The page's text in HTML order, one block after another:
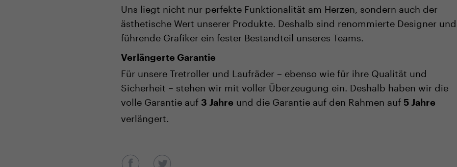
Uns liegt nicht nur perfekte Funktionalität am Herzen, sondern auch der
ästhetische Wert unserer Produkte. Deshalb sind renommierte Designer und
führende Grafiker ein fester Bestandteil unseres Teams.
Verlängerte Garantie
Für unsere Tretroller und Laufräder – ebenso wie für ihre Qualität und
Sicherheit – stehen wir mit voller Überzeugung ein. Deshalb haben wir die
volle Garantie auf 3 Jahre und die Garantie auf den Rahmen auf 5 Jahre
verlängert.